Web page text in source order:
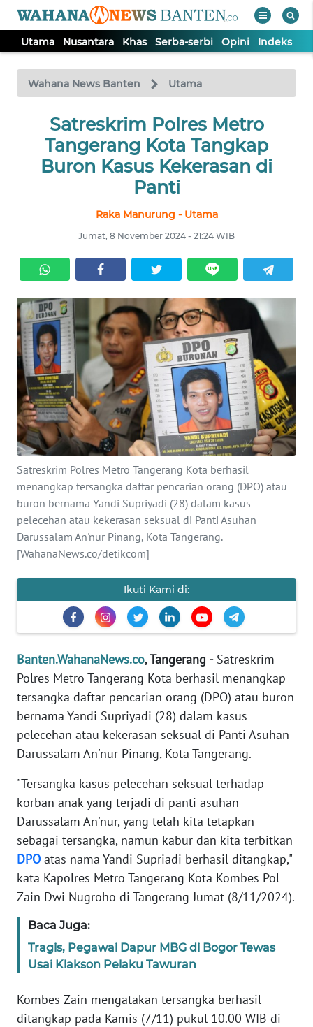
Utama Nusantara Khas Serba-serbi Opini Indeks
Wahana News Banten Utama
Satreskrim Polres Metro
Tangerang Kota Tangkap
Buron Kasus Kekerasan di
Panti
Raka Manurung - Utama
Jumat, 8 November 2024 - 21:24 WIB
Satreskrim Polres Metro Tangerang Kota berhasil
menangkap tersangka daftar pencarian orang (DPO) atau
buron bernama Yandi Supriyadi (28) dalam kasus
pelecehan atau kekerasan seksual di Panti Asuhan
Darussalam An'nur Pinang, Kota Tangerang.
[WahanaNews.co/detikcom]
Ikuti Kami di:
Banten.WahanaNews.co, Tangerang -Satreskrim
Polres Metro Tangerang Kota berhasil menangkap
tersangka daftar pencarian orang (DPO) atau buron
bernama Yandi Supriyadi (28) dalam kasus
pelecehan atau kekerasan seksual di Panti Asuhan
Darussalam An'nur Pinang, Kota Tangerang.
"Tersangka kasus pelecehan seksual terhadap
korban anak yang terjadi di panti asuhan
Darussalam An'nur, yang telah kita tetapkan
sebagai tersangka, namun kabur dan kita terbitkan
DPO atas nama Yandi Supriadi berhasil ditangkap,"
kata Kapolres Metro Tangerang Kota Kombes Pol
Zain Dwi Nugroho di Tangerang Jumat (8/11/2024).
Baca Juga:
Tragis, Pegawai Dapur MBG di Bogor Tewas
Usai Klakson Pelaku Tawuran
Kombes Zain mengatakan tersangka berhasil
ditangkap pada Kamis (7/11) pukul 10.00 WIB di
TV
Tutup
UTAMA
NUSANTARA
SERBI
OPINI
Informasi
INDEKS
BERITA
KONTAK
KAMI
INFO
TENTANG
KAMI
SIBER
REDAKSI
KARIR
DISCLAIMER
Wahana
News
WN
SUMUT
WN
JAKARTA
JABAR
WN
WN